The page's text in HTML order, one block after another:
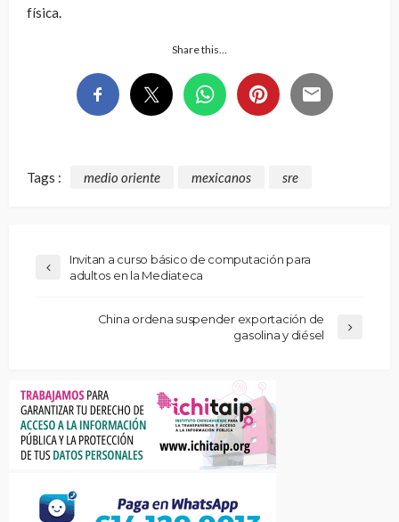
física.
Share this…
Tags : medio oriente mexicanos sre
Invitan a curso básico de computación para
adultos en la Mediateca
China ordena suspender exportación de
gasolina y diésel